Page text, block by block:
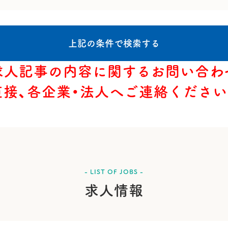
記事の内容に関するお問い合わ
接、各企業・法人へご連絡ください
- LIST OF JOBS -
求人情報